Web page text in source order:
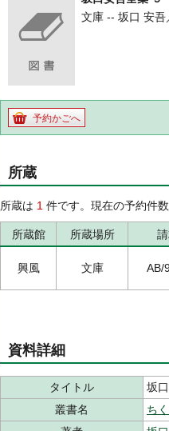
文庫 -- 坂口 安
予約かごへ
所蔵
所蔵は 1 件です。現在の予約件
所蔵館 所蔵場所
興風 文庫 AB/
資料詳細
タイトル
坂
叢書名
ち